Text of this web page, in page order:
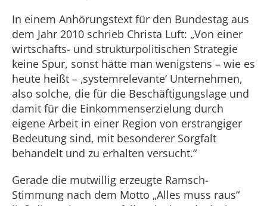
In einem Anhörungstext für den Bundestag aus
dem Jahr 2010 schrieb Christa Luft: „Von einer
wirtschafts- und strukturpolitischen Strategie
keine Spur, sonst hätte man wenigstens – wie es
heute heißt – ‚systemrelevante‘ Unternehmen,
also solche, die für die Beschäftigungslage und
damit für die Einkommenserzielung durch
eigene Arbeit in einer Region von erstrangiger
Bedeutung sind, mit besonderer Sorgfalt
behandelt und zu erhalten versucht.“
Gerade die mutwillig erzeugte Ramsch-
Stimmung nach dem Motto „Alles muss raus“